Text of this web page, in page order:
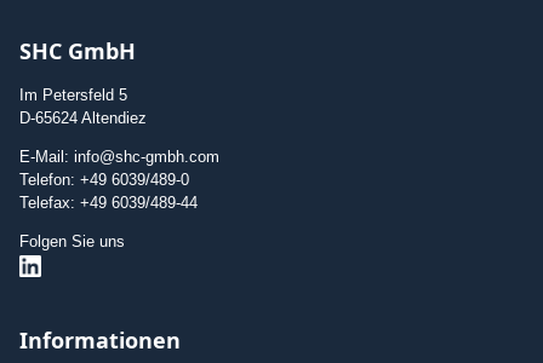
SHC GmbH
Im Petersfeld 5
D-65624 Altendiez
E-Mail: info@shc-gmbh.com
Telefon: +49 6039/489-0
Telefax: +49 6039/489-44
Folgen Sie uns
Informationen